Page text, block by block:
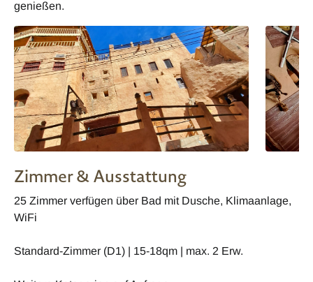
genießen.
Zimmer & Ausstattung
25 Zimmer verfügen über Bad mit Dusche, Klimaanlage,
WiFi
Standard-Zimmer (D1) | 15-18qm | max. 2 Erw.